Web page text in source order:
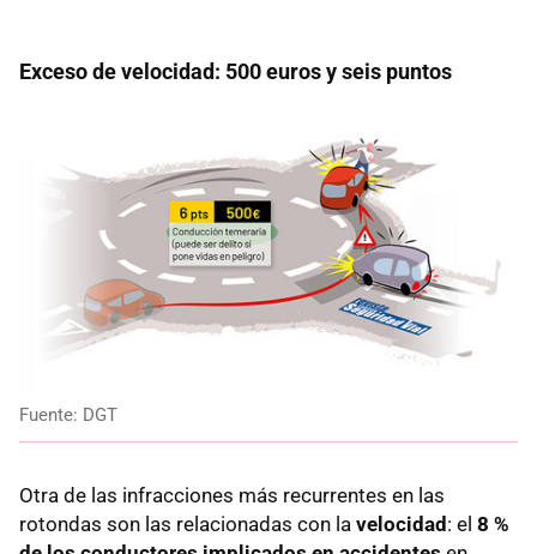
Exceso de velocidad: 500 euros y seis puntos
Fuente: DGT
Otra de las infracciones más recurrentes en las
rotondas son las relacionadas con la velocidad: el 8 %